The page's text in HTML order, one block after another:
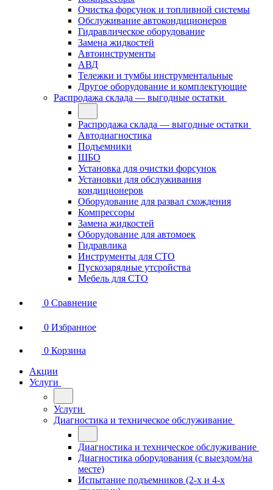
Очистка форсунок и топливной системы
Обслуживание автокондиционеров
Гидравлическое оборудование
Замена жидкостей
Автоинструменты
АВД
Тележки и тумбы инструментальные
Другое оборудование и комплектующие
Распродажа склада — выгодные остатки
Распродажа склада — выгодные остатки
Автодиагностика
Подъемники
ШБО
Установка для очистки форсунок
Установки для обслуживания
кондиционеров
Оборудование для развал схождения
Компрессоры
Замена жидкостей
Оборудование для автомоек
Гидравлика
Инструменты для СТО
Пускозарядные утсройства
Мебель для СТО
0 Сравнение
0 Избранное
0 Корзина
Акции
Услуги
Услуги
Диагностика и техническое обслуживание
Диагностика и техническое обслуживание
Диагностика оборудования (с выездом/на
месте)
Испытание подъемников (2-х и 4-х